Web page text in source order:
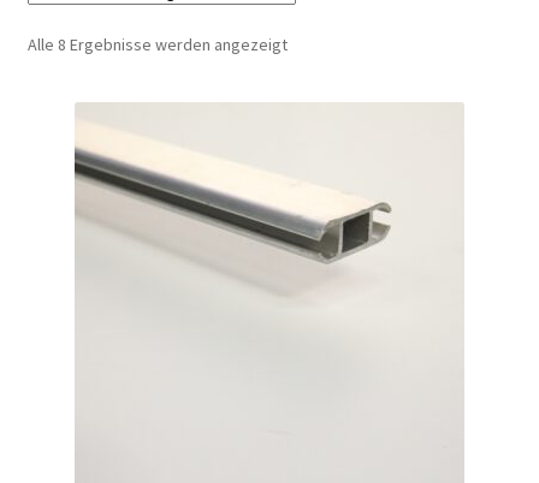
Alle 8 Ergebnisse werden angezeigt